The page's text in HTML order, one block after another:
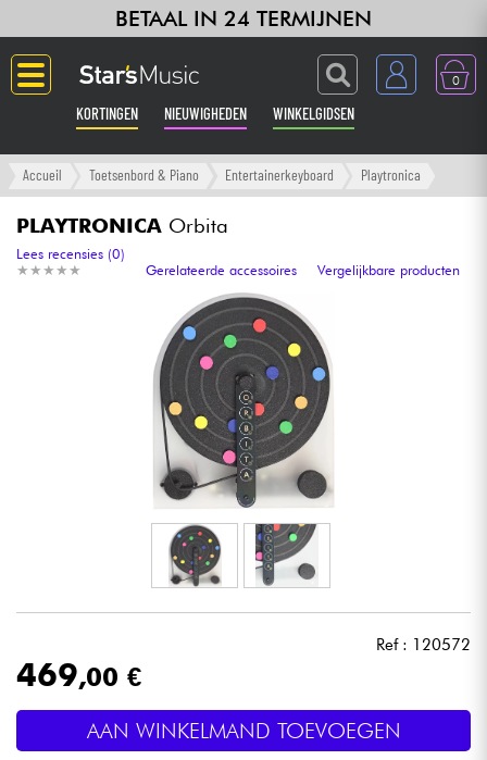
BETAAL IN 24 TERMIJNEN
0
KORTINGEN NIEUWIGHEDEN WINKELGIDSEN
Langue
Gitaar & Bas
Versterker & Effecten
Toetsenbord & Piano
Synths & samplers
Home-studio
Hoofdtelefoon
Live Sound
Licht
Accueil Toetsenbord & Piano Entertainerkeyboard Playtronica
PLAYTRONICA Orbita
★ ★ ★ ★ ★
★ ★ ★ ★ ★
Lees recensies (0)
Gerelateerde accessoires
Vergelijkbare producten
Ref : 120572
469,00 €
AAN WINKELMAND TOEVOEGEN